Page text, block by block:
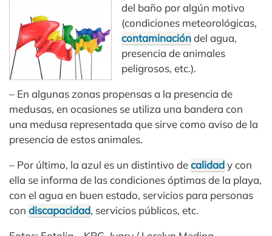
del baño por algún motivo
(condiciones meteorológicas,
contaminacióndel agua,
presencia de animales
peligrosos, etc.).
– En algunas zonas propensas a la presencia de
medusas, en ocasiones se utiliza una bandera con
una medusa representada que sirve como aviso de la
presencia de estos animales.
– Por último, la azul es un distintivo decalidady con
ella se informa de las condiciones óptimas de la playa,
con el agua en buen estado, servicios para personas
con discapacidad, servicios públicos, etc.